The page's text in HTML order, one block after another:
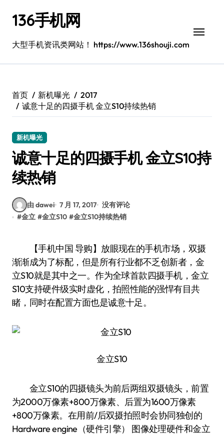
136手机网
大型手机资讯类网站！ https://www.136shouji.com
首页 新机曝光
2017
诚意十足的四摄手机 金立S10持续热销
新机曝光
诚意十足的四摄手机 金立S10持
续热销
由 dawei 7 月 17, 2017 没有评论
#金立 #金立S10 #金立S10持续热销
【手机中国 导购】放眼现在的手机市场，双摄
渐渐成为了标配，但是所有行业都不乏创新者，金
立S10就是其中之一。作为全球首款四摄手机，金立
S10支持硬件级实时虚化，拍照性能的强悍有目共
睹，同时在配置方面也是诚意十足。
金立S10
金立S10的四摄镜头为前后两组双摄镜头，前置
为2000万像素+800万像素、后置为1600万像素
+800万像素。在用前/后双摄拍照时会协同独创的
Hardware engine（硬件引擎） 图像处理硬件和金立